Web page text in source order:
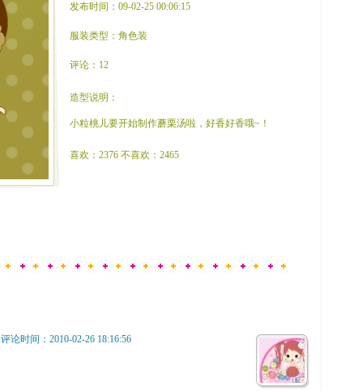
发布时间：09-02-25 00:06:15
服装类型：角色装
评论：12
造型说明：
小粒桃儿要开始制作蘑栗汤啦，好香好香哦~！
喜欢：2376 不喜欢：2465
评论时间：2010-02-26 18:16:56